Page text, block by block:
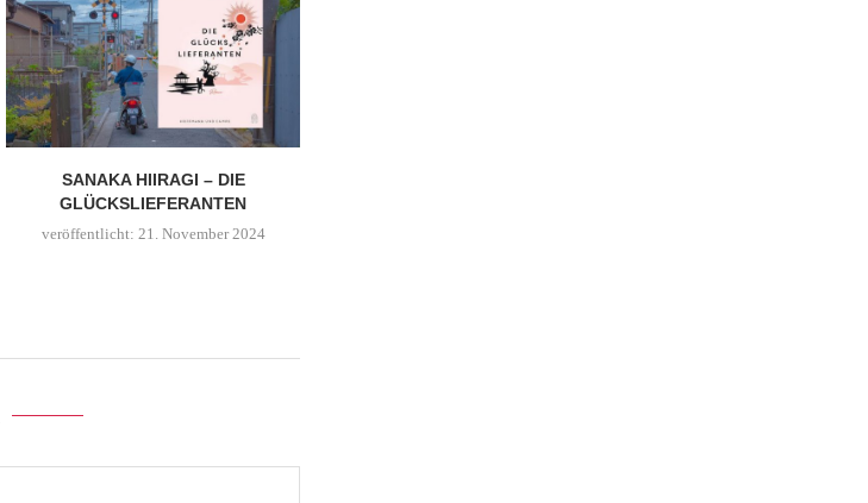
SANAKA HIIRAGI – DIE
GLÜCKSLIEFERANTEN
veröffentlicht: 21. November 2024